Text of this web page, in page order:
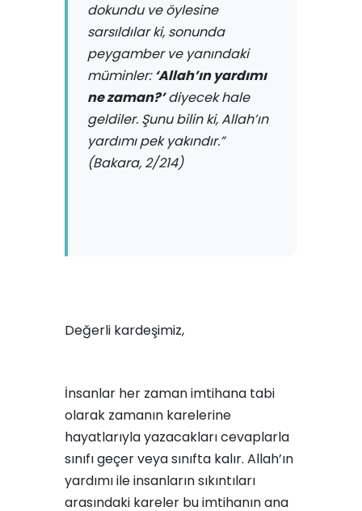
dokundu ve öylesine
sarsıldılar ki, sonunda
peygamber ve yanındaki
müminler:‘Allah’ın yardımı
ne zaman?’diyecek hale
geldiler. Şunu bilin ki, Allah’ın
yardımı pek yakındır.”
(Bakara, 2/214)
Değerli kardeşimiz,
İnsanlar her zaman imtihana tabi
olarak zamanın karelerine
hayatlarıyla yazacakları cevaplarla
sınıfı geçer veya sınıfta kalır. Allah’ın
yardımı ile insanların sıkıntıları
arasındaki kareler bu imtihanın ana